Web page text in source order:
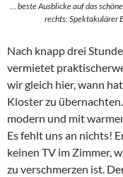
… beste Ausblicke auf das
rechts: Spektakulärer
Nach knapp drei
vermietet
wir gleich hier, wann
Kloster zu
modern und mit
Es fehlt uns an nichts!
keinen TV im Zimmer,
zu verschmerzen ist.